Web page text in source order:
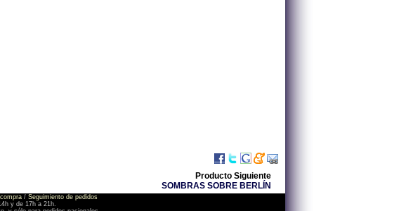
Producto Siguiente
SOMBRAS SOBRE BERLÍN
/ Seguimiento de pedidos
y de 17h a 21h.